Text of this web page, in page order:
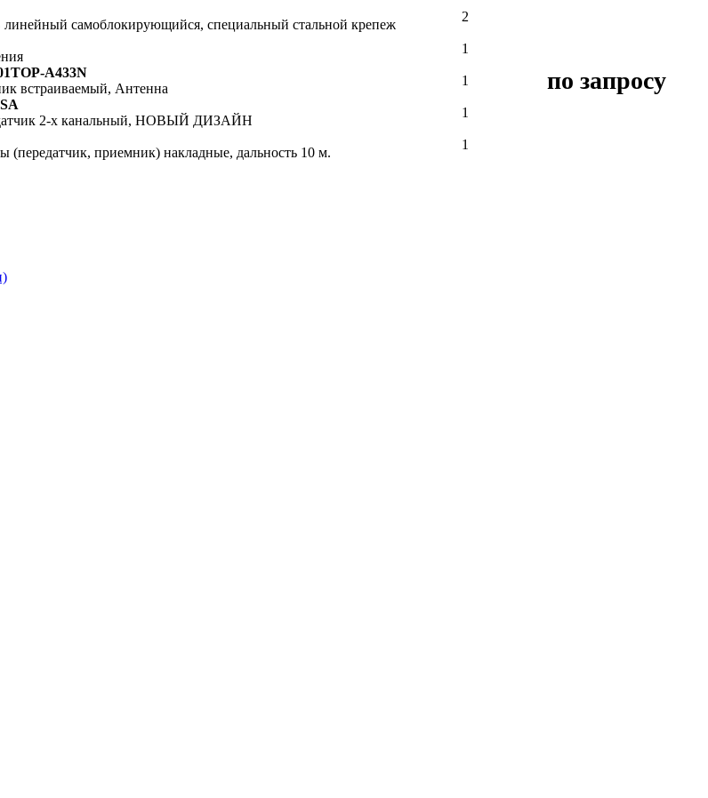
самоблокирующийся, специальный стальной крепеж
A433N
встраиваемый, Антенна
2-х канальный, НОВЫЙ ДИЗАЙН
(передатчик, приемник) накладные, дальность 10 м.
2
1
1
1
1
по запросу